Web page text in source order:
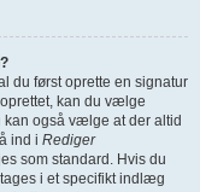
du først oprette en signatur
kan du vælge
også vælge at der altid
ind i Rediger
som standard. Hvis du
i et specifikt indlæg